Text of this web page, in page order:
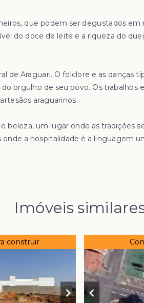
que podem ser degustados em
do doce de leite e a riqueza do
de Araguari. O folclore e as danças
orgulho de seu povo. Os trabalhos
araguarinos.
beleza, um lugar onde as tradições
a hospitalidade é a linguagem
Imóveis
construir